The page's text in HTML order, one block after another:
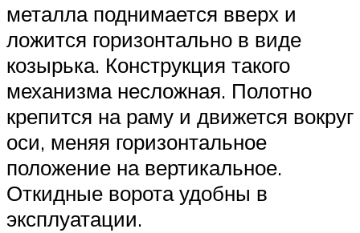
металла поднимается вверх и
ложится горизонтально в виде
козырька. Конструкция такого
механизма несложная. Полотно
крепится на раму и движется вокруг
оси, меняя горизонтальное
положение на вертикальное.
Откидные ворота удобны в
эксплуатации.